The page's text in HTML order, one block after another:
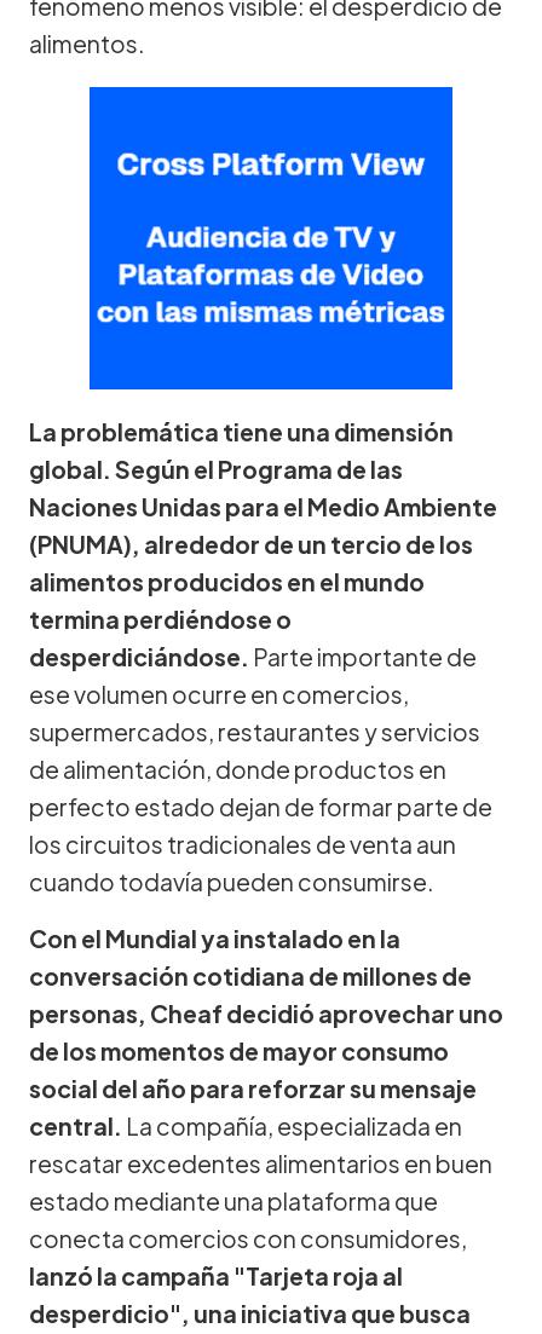
alimentos.
La problemática tiene una dimensión
global. Según el Programa de las
Naciones Unidas para el Medio Ambiente
(PNUMA), alrededor de un tercio de los
alimentos producidos en el mundo
termina perdiéndose o
desperdiciándose. Parte importante de
ese volumen ocurre en comercios,
supermercados, restaurantes y servicios
de alimentación, donde productos en
perfecto estado dejan de formar parte de
los circuitos tradicionales de venta aun
cuando todavía pueden consumirse.
Con el Mundial ya instalado en la
conversación cotidiana de millones de
personas, Cheaf decidió aprovechar uno
de los momentos de mayor consumo
social del año para reforzar su mensaje
central. La compañía, especializada en
rescatar excedentes alimentarios en buen
estado mediante una plataforma que
conecta comercios con consumidores,
lanzó la campaña "Tarjeta roja al
desperdicio", una iniciativa que busca